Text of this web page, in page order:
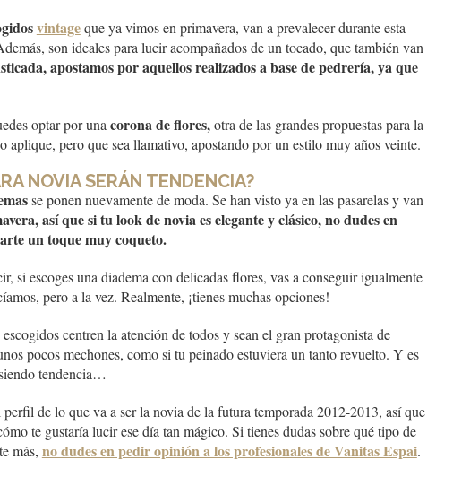
vintage que ya vimos en primavera, van a prevalecer durante esta
son ideales para lucir acompañados de un tocado, que también van
apostamos por aquellos realizados a base de pedrería, ya que
optar por una corona de flores,otra de las grandes propuestas para la
pero que sea llamativo, apostando por un estilo muy años veinte.
NOVIA SERÁN TENDENCIA?
se ponen nuevamente de moda. Se han visto ya en las pasarelas y van
así que si tu look de novia es elegante y clásico, no dudes en
un toque muy coqueto.
si escoges una diadema con delicadas flores, vas a conseguir igualmente
pero a la vez. Realmente, ¡tienes muchas opciones!
centren la atención de todos y sean el gran protagonista de
pocos mechones, como si tu peinado estuviera un tanto revuelto. Y es
tendencia…
de lo que va a ser la novia de la futura temporada 2012-2013, así que
te gustaría lucir ese día tan mágico. Si tienes dudas sobre qué tipo de
más, no dudes en pedir opinión a los profesionales de Vanitas Espai.